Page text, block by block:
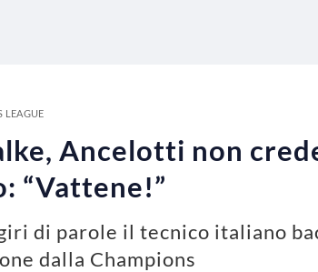
LEAGUE
Ancelotti non
“Vattene!”
di parole il tecnico italiano
dalla Champions